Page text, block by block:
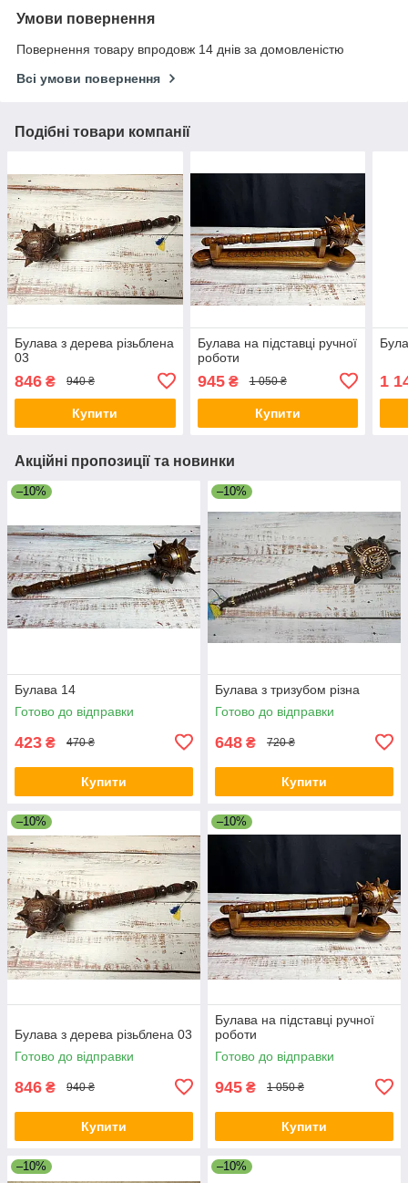
Умови повернення
Повернення товару впродовж 14 днів за домовленістю
Всі умови повернення
Подібні товари компанії
Булава з дерева різьблена
03
846 ₴ 940 ₴
Купити
Булава на підставці ручної
роботи
945₴ 1 050 ₴
Купити
1
Акційні пропозиції та новинки
–10%
Булава 14
Готово до відправки
423 ₴ 470 ₴
Купити
–10%
Булава з тризубом різна
Готово до відправки
648 ₴ 720 ₴
Купити
–10%
Булава з дерева різьблена 03
Готово до відправки
846 ₴ 940 ₴
Купити
–10%
Булава на підставці ручної
роботи
Готово до відправки
945 ₴ 1 050 ₴
Купити
–10% –10%